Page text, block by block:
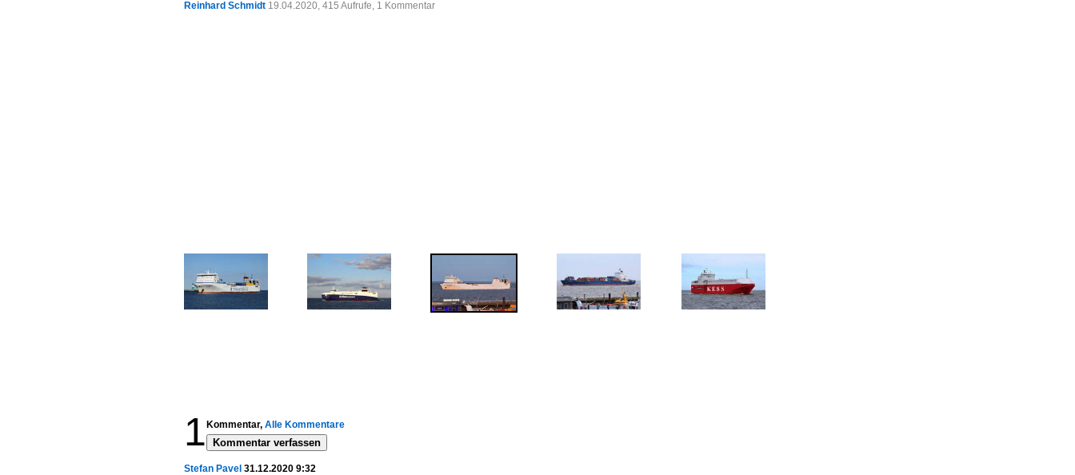
Reinhard Schmidt 19.04.2020, 415 Aufrufe, 1 Kommentar
1 Kommentar, Alle Kommentare
Kommentar verfassen
Stefan Pavel 31.12.2020 9:32